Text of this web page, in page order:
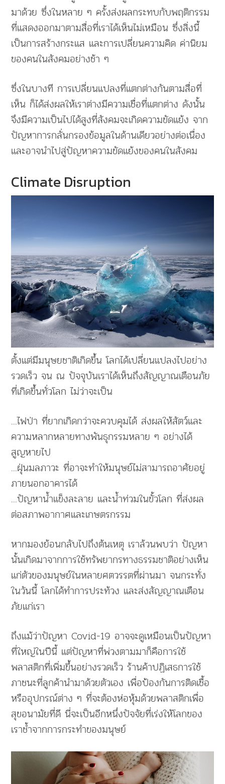
มาด้วย ซึ่งในหลาย ๆ ครั้งส่งผลกระทบกับพฤติกรรม
ที่แสดงออกมาตามสื่อที่เราได้เห็นไม่เหมือน ซึ่งสิ่งนี้
เป็นการสร้างกระแส และการเปลี่ยนความคิด ค่านิยม
ของคนในสังคมอย่างช้า ๆ
ซึ่งในบางที การเปลี่ยนแปลงที่แตกต่างกันตามสื่อที่
เห็น ก็ได้ส่งผลให้เราต่างมีความเชื่อที่แตกต่าง ดังนั้น
จึงมีความเป็นไปได้สูงที่สังคมจะเกิดความขัดแย้ง จาก
ปัญหาการกลั่นกรองข้อมูลในด้านเดียวอย่างต่อเนื่อง
และอาจนำไปสู่ปัญหาความขัดแย้งของคนในสังคม
Climate Disruption
ตั้งแต่มีมนุษยชาติเกิดขึ้น โลกได้เปลี่ยนแปลงไปอย่าง
รวดเร็ว จน ณ ปัจจุบันเราได้เห็นถึงสัญญาณเตือนภัย
ที่เกิดขึ้นทั่วโลก ไม่ว่าจะเป็น
...ไฟป่า ที่ยากเกิดกว่าจะควบคุมได้ ส่งผลให้สัตว์และ
ความหลากหลายทางพันธุกรรมหลาย ๆ อย่างได้
สูญหายไป
...ฝุ่นมลภาวะ ที่อาจะทำให้มนุษย์ไม่สามารถอาศัยอยู่
ภายนอกอาคารได้
...ปัญหาน้ำแข็งละลาย และน้ำท่วมในขั้วโลก ที่ส่งผล
ต่อสภาพอากาศและเกษตรกรรม
หากมองย้อนกลับไปถึงต้นเหตุ เราล้วนพบว่า ปัญหา
นั้นเกิดมาจากการใช้ทรัพยากรทางธรรมชาติอย่างเห็น
แก่ตัวของมนุษย์ในหลายศตวรรตที่ผ่านมา จนกระทั่ง
ในวันนี้ โลกได้ทำการประท้วง และส่งสัญญาณเตือน
ภัยแก่เรา
ถึงแม้ว่าปัญหา Covid-19 อาจจะดูเหมือนเป็นปัญหา
ที่ใหญ่ในปีนี้ แต่ปัญหาที่พ่วงตามมาก็คือการใช้
พลาสติกที่เพิ่มขึ้นอย่างรวดเร็ว ร้านค้าปฏิเสธการใช้
ภาชนะที่ลูกค้านำมาด้วยตัวเอง เพื่อป้องกันการติดเชื้อ
หรืออุปกรณ์ต่าง ๆ ที่จะต้องห่อหุ้มด้วยพลาสติกเพื่อ
สุขอนามัยที่ดี นี่จะเป็นอีกหนึ่งปัจจัยที่เร่งให้โลกของ
เราช้ำจากการกระทำของมนุษย์